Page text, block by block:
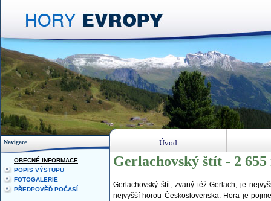
Gerlachovský štít - 2
Gerlachovský štít, zvaný též Gerlach, je
nejvyšší horou Československa. Hora je
Navigace
OBECNÉ INFORMACE
POPIS VÝSTUPU
FOTOGALERIE
PŘEDPOVĚĎ POČASÍ
Úvod